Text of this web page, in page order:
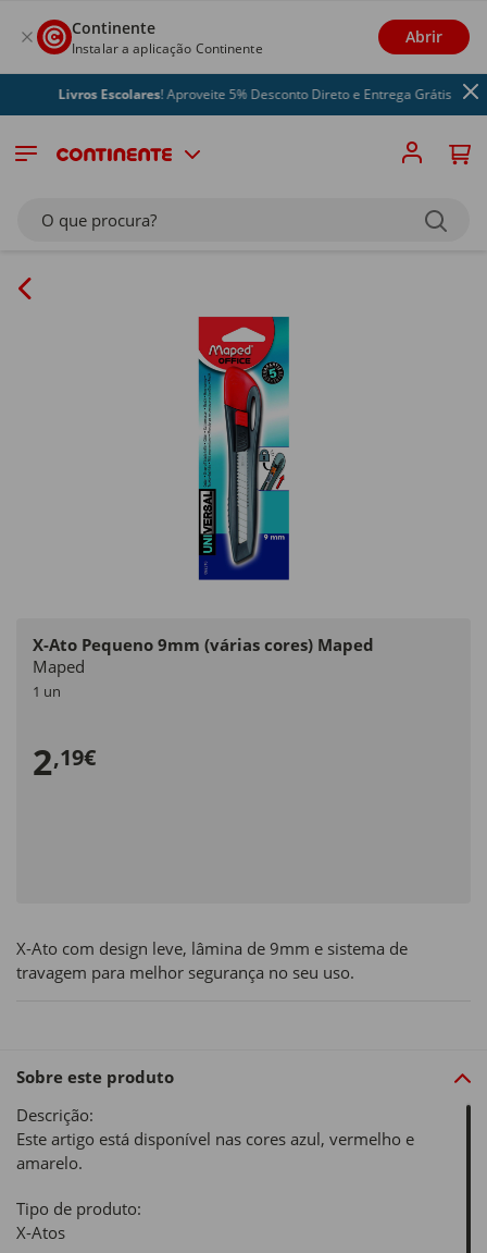
Continente
Instalar a aplicação Continente
Abrir
Livros Escolares! Aproveite 5% Desconto Direto e Entrega Grátis
O que procura?
X-Ato Pequeno 9mm (várias cores) Maped
Maped
1 un
2,19€
X-Ato com design leve, lâmina de 9mm e sistema de
travagem para melhor segurança no seu uso.
Sobre este produto
Descrição:
Este artigo está disponível nas cores azul, vermelho e
amarelo.
Tipo de produto:
X-Atos